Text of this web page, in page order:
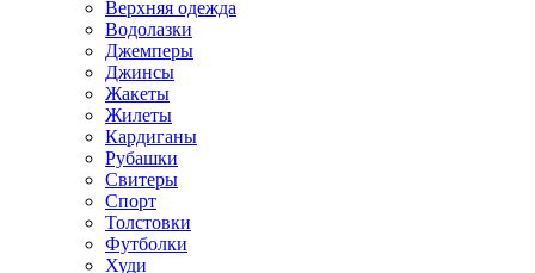
Верхняя одежда
Водолазки
Джемперы
Джинсы
Жакеты
Жилеты
Кардиганы
Рубашки
Свитеры
Спорт
Толстовки
Футболки
Худи